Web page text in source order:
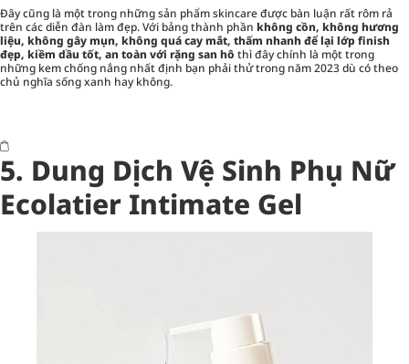
Đây cũng là một trong những sản phẩm skincare được bàn luận rất rôm rả
trên các diễn đàn làm đẹp. Với bảng thành phần không cồn, không hương
liệu, không gây mụn, không quá cay mắt, thấm nhanh để lại lớp finish
đẹp, kiềm dầu tốt, an toàn với rặng san hô thì đây chính là một trong
những kem chống nắng nhất định bạn phải thử trong năm 2023 dù có theo
chủ nghĩa sống xanh hay không.
5. Dung Dịch Vệ Sinh Phụ Nữ
Ecolatier Intimate Gel